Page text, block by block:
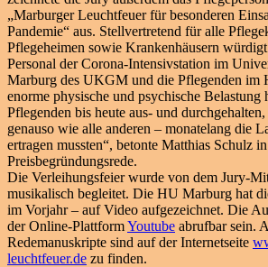
„Marburger Leuchtfeuer für besonderen
Pandemie“ aus. Stellvertretend für alle
Pflegeheimen sowie Krankenhäusern
Personal der Corona-Intensivstation im
Marburg des UKGM und die Pflegenden im
enorme physische und psychische Belastung
Pflegenden bis heute aus- und
genauso wie alle anderen – monatelang die
ertragen mussten“, betonte Matthias Schulz
Preisbegründungsrede.
Die Verleihungsfeier wurde von dem Jury-
musikalisch begleitet. Die HU Marburg hat
im Vorjahr – auf Video aufgezeichnet. Die
der Online-PlattformYoutube abrufbar sein.
Redemanuskripte sind auf der Internetseite
leuchtfeuer.de zu finden.